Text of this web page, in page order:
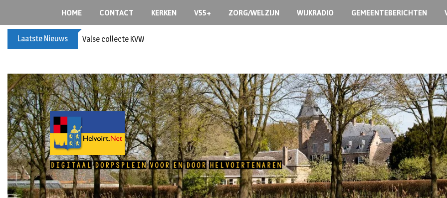
HOME CONTACT KERKEN V55+ ZORG/WELZIJN WIJKRADIO GEMEENTEBERICHTEN
Laatste Nieuws Valse collecte KVW